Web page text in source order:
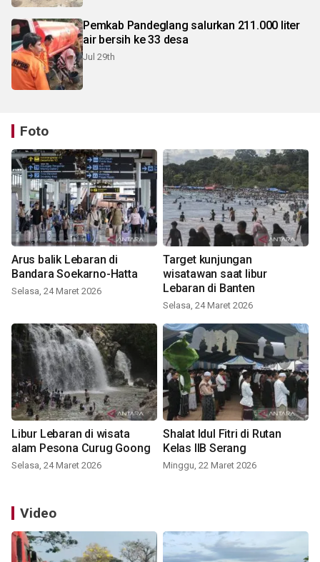
Pemkab Pandeglang salurkan 211.000 liter
air bersih ke 33 desa
Jul 29th
Foto
Arus balik Lebaran di
Bandara Soekarno-Hatta
Selasa, 24 Maret 2026
Target kunjungan
wisatawan saat libur
Lebaran di Banten
Selasa, 24 Maret 2026
Libur Lebaran di wisata
alam Pesona Curug Goong
Selasa, 24 Maret 2026
Shalat Idul Fitri di Rutan
Kelas IIB Serang
Minggu, 22 Maret 2026
Video